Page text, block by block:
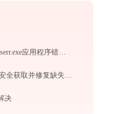
WPS Office错误报告transerr.exe应用程序错误0xc000000d解决方法
node.dll下载指南：如何安全获取并修复缺失的DLL文件
决